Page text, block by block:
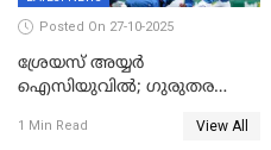
Posted On 27-10-2025
ശ്രേയസ് അയ്യര്‍
ഐസിയുവില്‍; ഗുരുതര
1 Min Read View All